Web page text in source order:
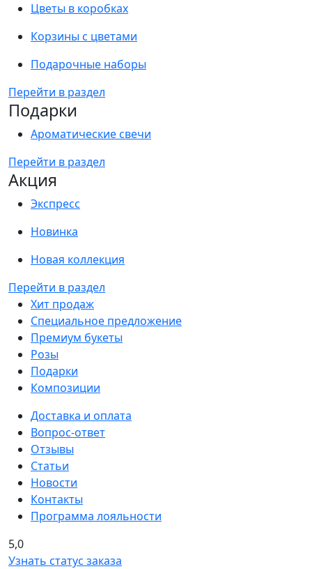
Цветы в коробках
Корзины с цветами
Подарочные наборы
Перейти в раздел
Подарки
Ароматические свечи
Перейти в раздел
Акция
Экспресс
Новинка
Новая коллекция
Перейти в раздел
Хит продаж
Специальное предложение
Премиум букеты
Розы
Подарки
Композиции
Доставка и оплата
Вопрос-ответ
Отзывы
Статьи
Новости
Контакты
Программа лояльности
5,0
Узнать статус заказа